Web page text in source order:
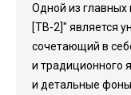
Одной из главных
[ТВ-2]" является
сочетающий в
и традиционного
и детальные